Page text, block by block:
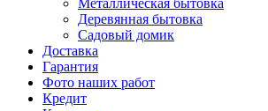
Металлическая бытовка
Деревянная бытовка
Садовый домик
Доставка
Гарантия
Фото наших работ
Кредит